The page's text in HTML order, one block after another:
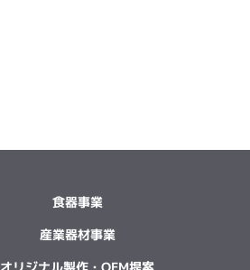
食器事業
産業器材事業
オリジナル製作・OEM提案